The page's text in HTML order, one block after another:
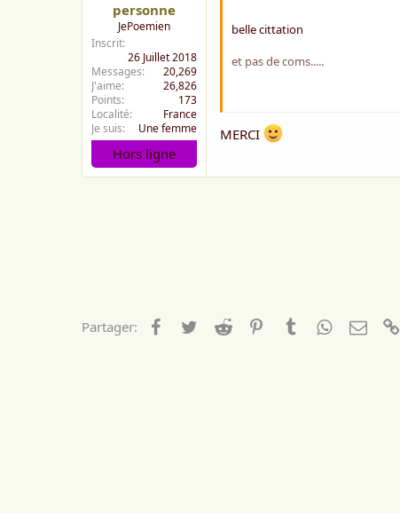
personne
JePoemien
Inscrit
26 Juillet 2018
Messages
20,269
J'aime
26,826
Points
173
Localité
France
Je suis
Une femme
Hors ligne
belle cittation
et pas de coms.....
amitiés
MERCI
Partager: Facebook
TwitterReddit PinterestTumblrWhatsApp
Email